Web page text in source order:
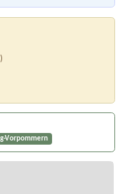
)
Vorpommern